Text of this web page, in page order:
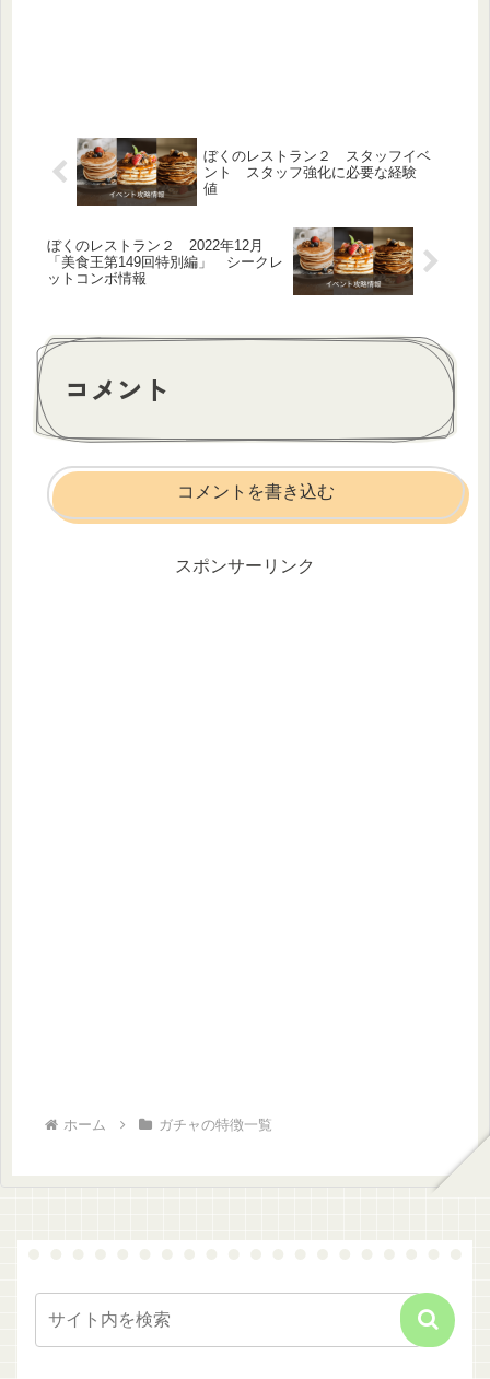
ぼくのレストラン２ スタッフイベ
ント スタッフ強化に必要な経験
値
ぼくのレストラン２ 2022年12月
「美食王第149回特別編」 シークレ
ットコンボ情報
コメント
コメントを書き込む
スポンサーリンク
ホーム ガチャの特徴一覧